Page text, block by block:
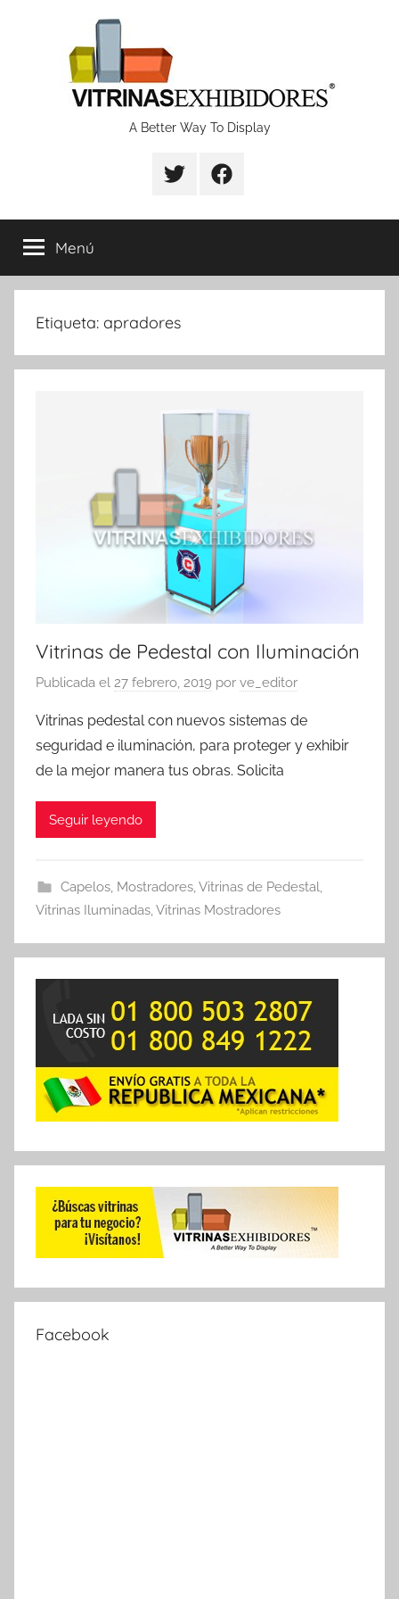
Proyectos
fabricación
de
vitrinas
y
exhibidores
A Better Way To Display
Menú
Etiqueta: apradores
Vitrinas de Pedestal con Iluminación
Publicada el 27 febrero, 2019 por ve_editor
Vitrinas pedestal con nuevos sistemas de
seguridad e iluminación, para proteger y exhibir
de la mejor manera tus obras. Solicita
Seguir leyendo
Capelos, Mostradores,Vitrinas de Pedestal,
Vitrinas Iluminadas,Vitrinas Mostradores
Facebook